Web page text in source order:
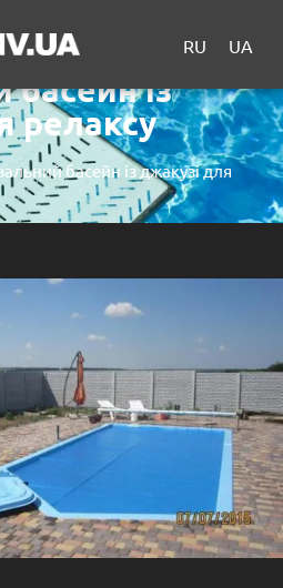
RU UA
із
релаксу
басейн із джакузі для